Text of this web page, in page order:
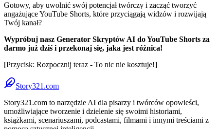
Gotowy, aby uwolnić swój potencjał twórczy i zacząć tworzyć
angażujące YouTube Shorts, które przyciągają widzów i rozwijają
Twój kanał?
Wypróbuj nasz Generator Skryptów AI do YouTube Shorts za
darmo już dziś i przekonaj się, jaka jest różnica!
[Przycisk: Rozpocznij teraz - To nic nie kosztuje!]
Story321.com
Story321.com to narzędzie AI dla pisarzy i twórców opowieści,
umożliwiające tworzenie i dzielenie się swoimi historiami,
książkami, scenariuszami, podcastami, filmami i innymi treściami z